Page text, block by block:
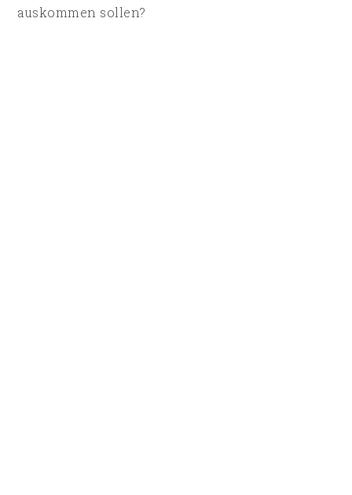
auskommen sollen?